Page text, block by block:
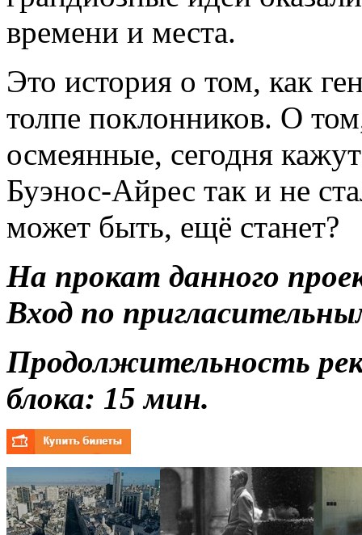
времени и места.
Это история о том, как
толпе поклонников. О
осмеянные, сегодня
Буэнос-Айрес так и не
может быть, ещё станет?
На прокат данного
Вход по
Продолжительность
блока: 15 мин.